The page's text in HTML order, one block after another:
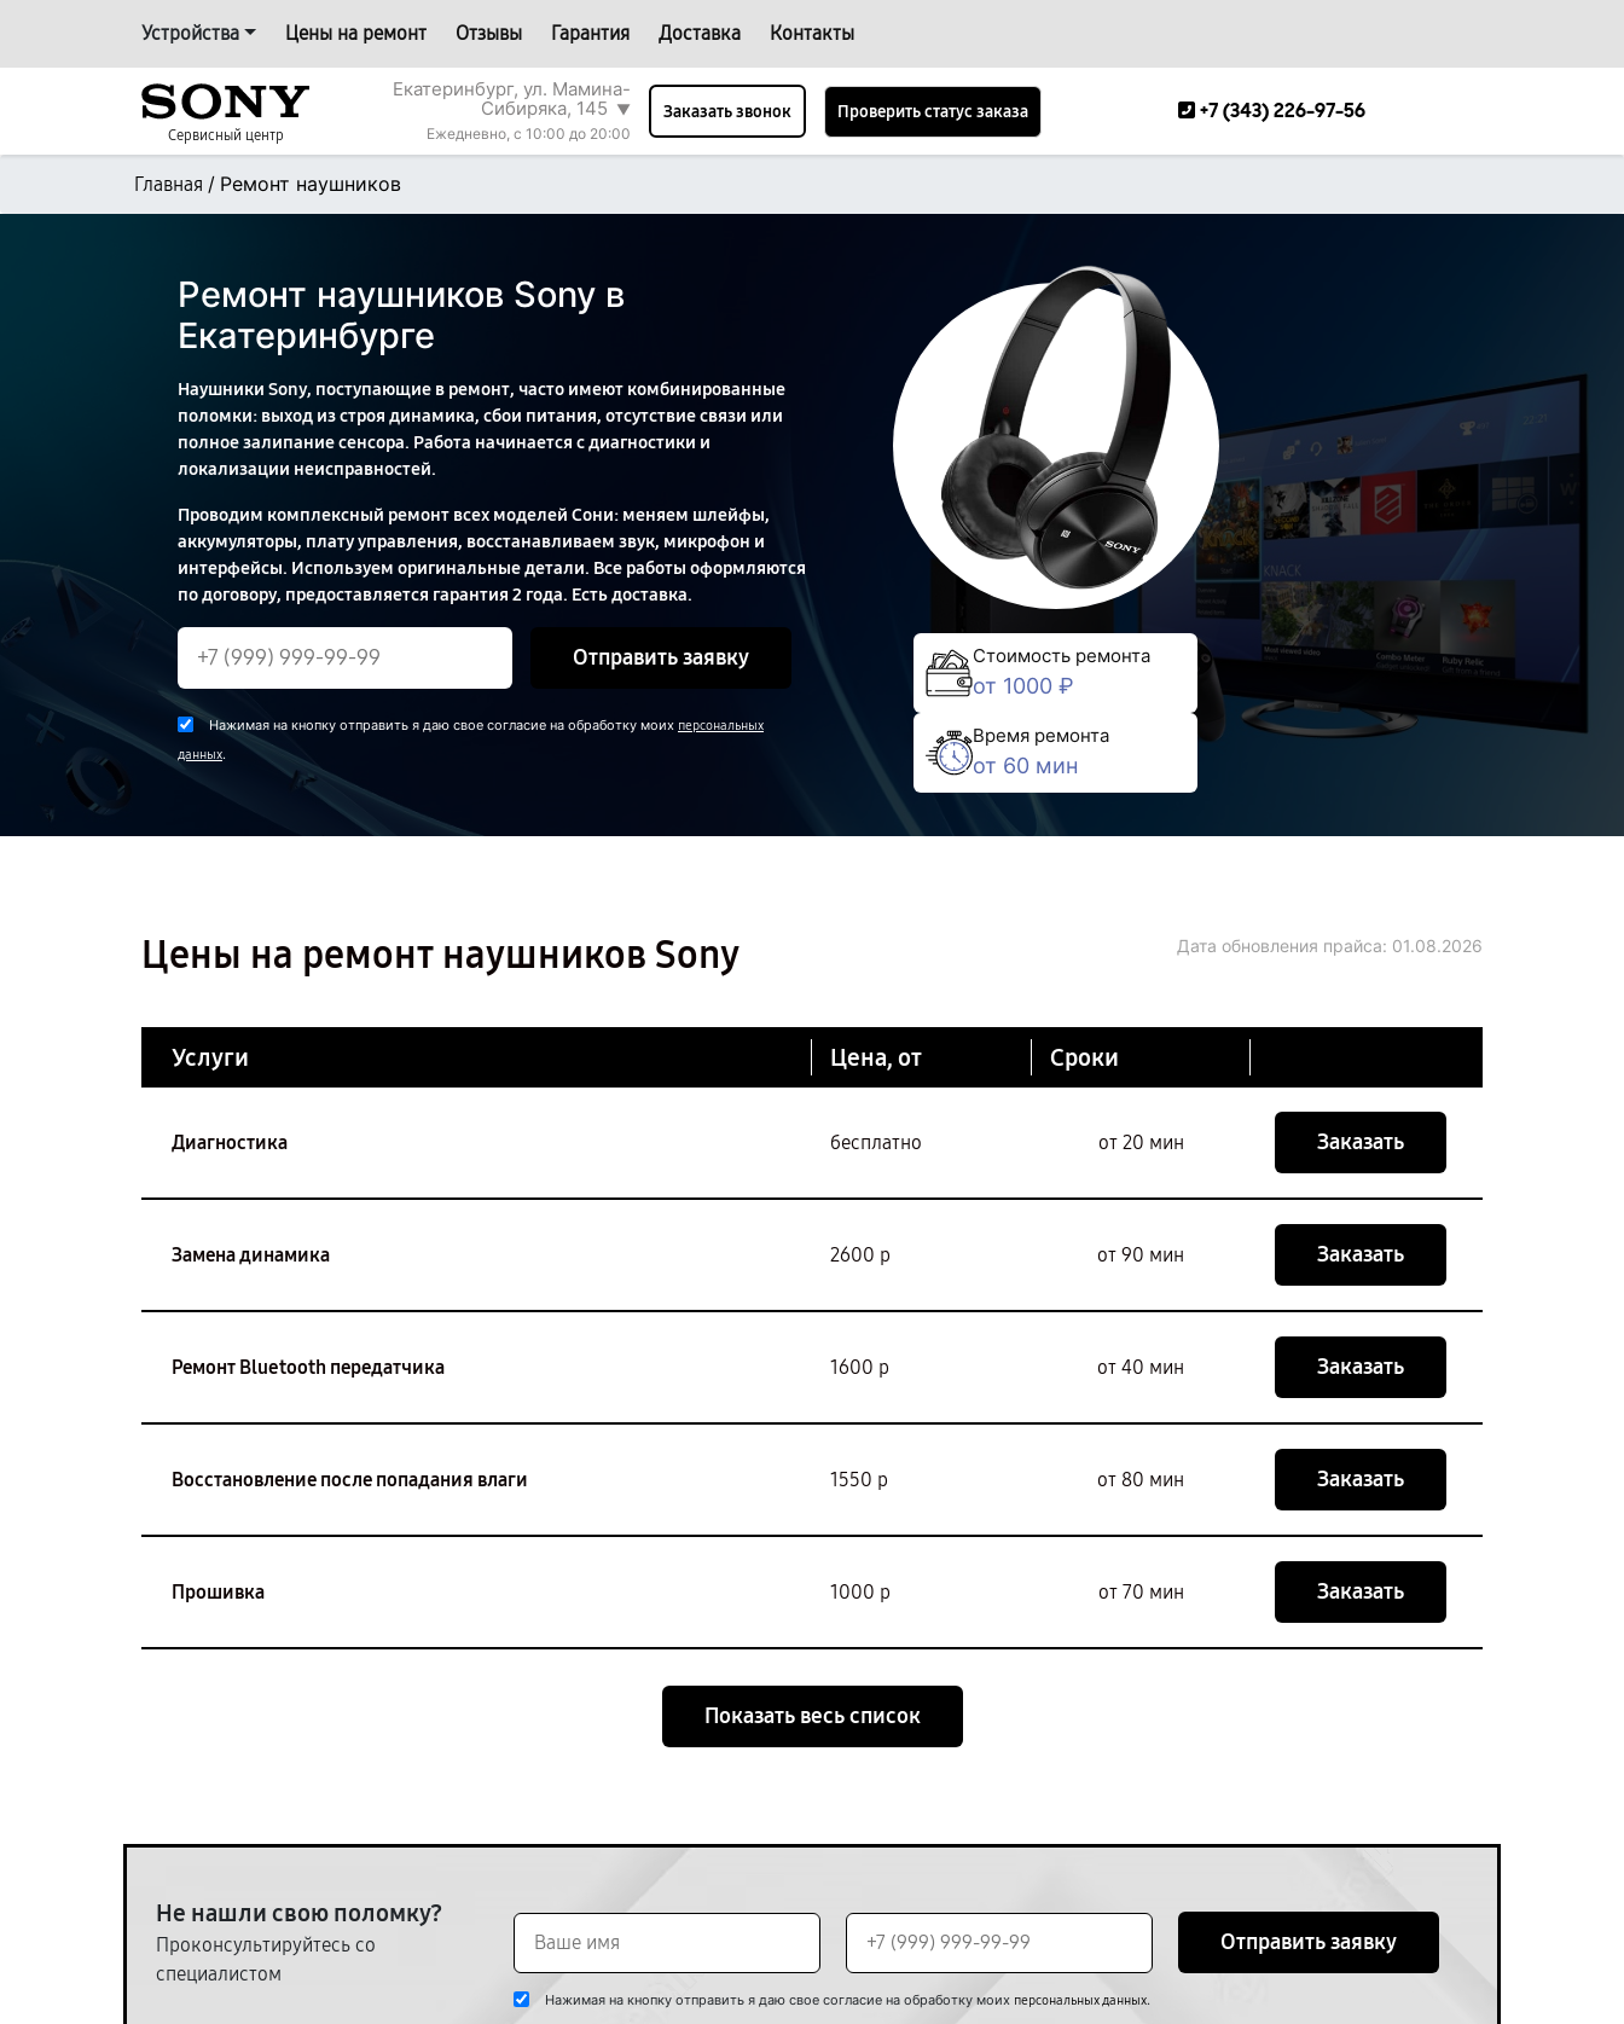
Устройства Цены на ремонт Отзывы Гарантия Доставка Контакты
Сервисный центр
Екатеринбург, ул. Мамина-
Сибиряка, 145 ▼
Ежедневно, с 10:00 до 20:00
Заказать звонок Проверить статус заказа +7 (343) 226-97-56
Главная / Ремонт наушников
Ремонт наушников Sony в
Екатеринбурге
Наушники Sony, поступающие в ремонт, часто имеют комбинированные
поломки: выход из строя динамика, сбои питания, отсутствие связи или
полное залипание сенсора. Работа начинается с диагностики и
локализации неисправностей.
Проводим комплексный ремонт всех моделей Сони: меняем шлейфы,
аккумуляторы, плату управления, восстанавливаем звук, микрофон и
интерфейсы. Используем оригинальные детали. Все работы оформляются
по договору, предоставляется гарантия 2 года. Есть доставка.
Отправить заявку
Нажимая на кнопку отправить я даю свое согласие на обработку моих персональных
данных.
Стоимость ремонта
от 1000 ₽
Время ремонта
от 60 мин
Цены на ремонт наушников Sony Дата обновления прайса: 01.08.2026
Услуги Цена, от Сроки
Диагностика бесплатно от 20 мин Заказать
Замена динамика 2600 р от 90 мин Заказать
Ремонт Bluetooth передатчика 1600 р от 40 мин Заказать
Восстановление после попадания влаги 1550 р от 80 мин Заказать
Прошивка 1000 р от 70 мин Заказать
Показать весь список
Не нашли свою поломку?
Проконсультируйтесь со
специалистом
Отправить заявку
Нажимая на кнопку отправить я даю свое согласие на обработку моих персональных данных.